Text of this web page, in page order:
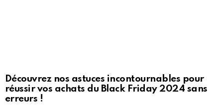
Découvrez nos astuces incontournables pour
réussir vos achats du Black Friday 2024 sans
erreurs !